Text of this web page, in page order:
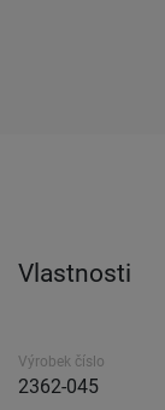
Vlastnosti
Výrobek číslo
2362-045